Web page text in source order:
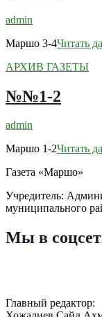
admin
Маршо 3-4Читать
АРХИВ ГАЗЕТЫ
№№1-2
admin
Маршо 1-2Читать
Газета «Маршо»
Учредитель:
муниципального
Мы в
Главный редактор: